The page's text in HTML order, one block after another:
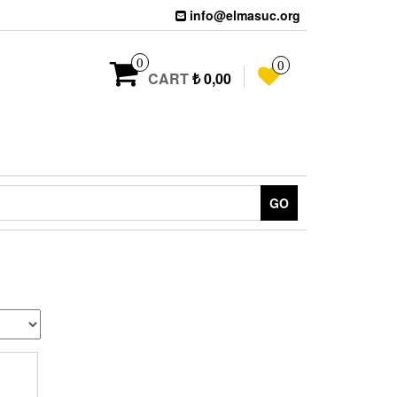
info@elmasuc.org
0
CART₺ 0,00
0
GO